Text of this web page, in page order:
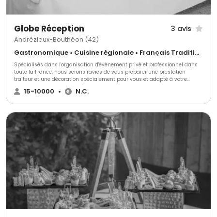
Globe Réception 3 avis
Andrézieux-Bouthéon (42)
Gastronomique • Cuisine régionale • Français Traditionnel
Spécialisés dans l'organisation d'évènement privé et professionnel dans
toute la France, nous serons ravies de vous préparer une prestation
traiteur et une décoration spécialement pour vous et adapté à votre
thème. Nous mettons tout en œuvre pour accorder la décoration à votre
événement et créer une identité inédite.
15-10000 • N.C.